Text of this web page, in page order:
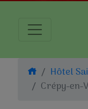
Hôtel
Crépy-en-